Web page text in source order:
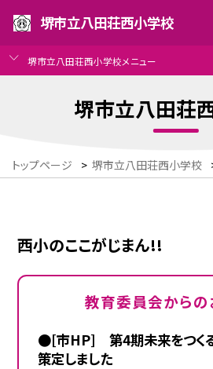
堺市立八田荘西小学校
堺市立八田荘西小学校メニュー
堺市立八田荘
トップページ > 堺市立八田荘西小学校
西小のここがじまん!!
教育委員会からの
●[市HP] 第4期未来をつく
策定しました